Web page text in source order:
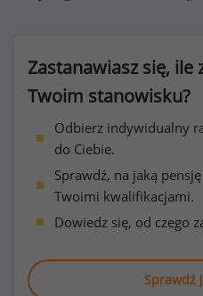
Zastanawiasz się, ile
Twoim stanowisku?
Odbierz indywidualny
do Ciebie.
Sprawdź, na jaką
Twoimi kwalifikacjami.
Dowiedz się, od czego
Sprawdź